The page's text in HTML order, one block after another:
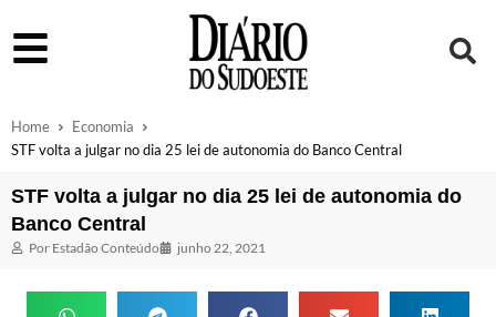
Home
Economia
STF volta a julgar no dia 25 lei de autonomia do Banco Central
STF volta a julgar no dia 25 lei de autonomia do
Banco Central
Por Estadão Conteúdo junho 22, 2021